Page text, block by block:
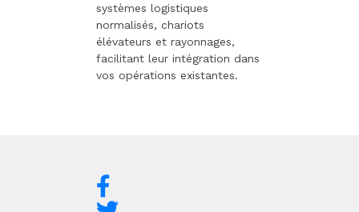
systèmes logistiques
normalisés, chariots
élévateurs et rayonnages,
facilitant leur intégration dans
vos opérations existantes.